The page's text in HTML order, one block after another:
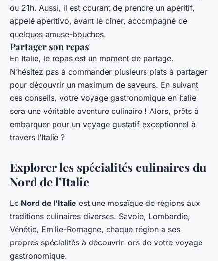
ou 21h. Aussi, il est courant de prendre un apéritif,
appelé aperitivo, avant le dîner, accompagné de
quelques amuse-bouches.
Partager son repas
En Italie, le repas est un moment de partage.
N’hésitez pas à commander plusieurs plats à partager
pour découvrir un maximum de saveurs. En suivant
ces conseils, votre voyage gastronomique en Italie
sera une véritable aventure culinaire ! Alors, prêts à
embarquer pour un voyage gustatif exceptionnel à
travers l’Italie ?
Explorer les spécialités culinaires du
Nord de l’Italie
Le Nord de l’Italie est une mosaïque de régions aux
traditions culinaires diverses. Savoie, Lombardie,
Vénétie, Emilie-Romagne, chaque région a ses
propres spécialités à découvrir lors de votre voyage
gastronomique.